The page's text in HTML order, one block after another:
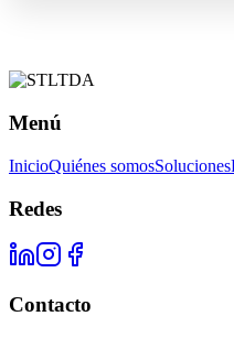
Menú
InicioQuiénes somosSoluciones
Redes
Contacto